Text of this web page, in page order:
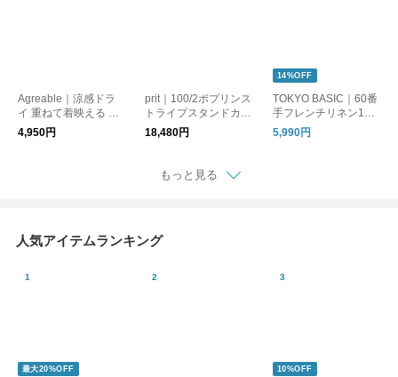
Agreable｜涼感ドラ
イ 重ねて着映える 涼
やか テープヤーンベ
スト
4,950円
prit｜100/2ポプリンス
トライプスタンドカラ
ーオーバーサイズシャ
ツ(80756)プリット
18,480円
14%OFF
TOKYO BASIC｜60番
手フレンチリネン10
0%七分袖ブラウス｜
リネン ブラウス
5,990円
もっと見る
人気アイテムランキング
最大20%OFF 10%OFF